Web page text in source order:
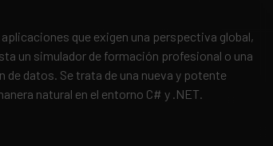
que exigen una perspectiva global,
un simulador de formación profesional o una
datos. Se trata de una nueva y potente
natural en el entorno C# y .NET.